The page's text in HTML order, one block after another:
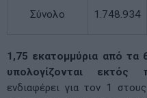
Σύνολο 1.748.934
1,75 εκατομμύρια από τα
υπολογίζονται εκτός
ενδιαφέρει για τον 1